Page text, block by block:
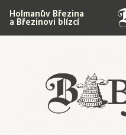
Babylon
Holmanův Březina
a Březinovi blízcí